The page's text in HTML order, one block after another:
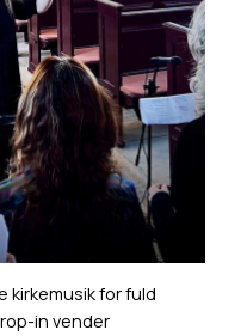
kirkemusik for fuld
in vender